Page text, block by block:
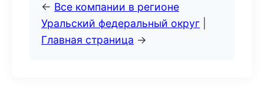
← Все компании в регионе
Уральский федеральный округ
Главная страница →